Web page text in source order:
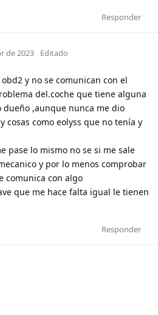
Responder
de 2023 Editado
y no se comunican con el
del.coche que tiene alguna
,aunque nunca me dio
cosas como eolyss que no tenía y
pase lo mismo no se si me sale
y por lo menos comprobar
comunica con algo
que me hace falta igual le tienen
Responder